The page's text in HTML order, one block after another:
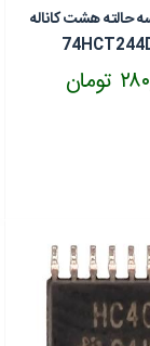
حالته هشت کاناله